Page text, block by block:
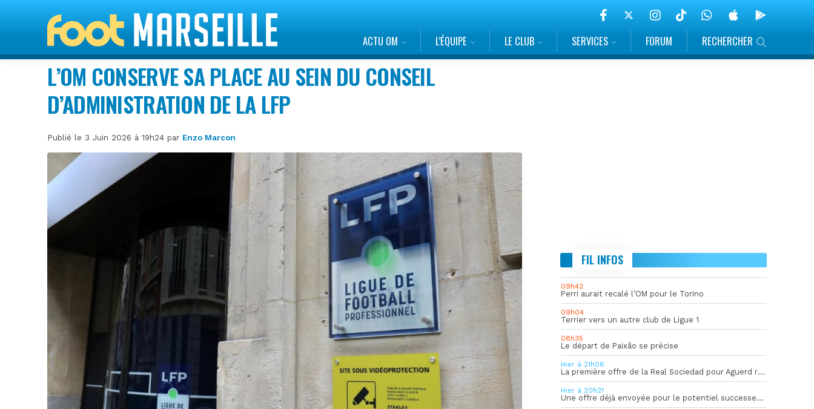
ACTU OM L’ÉQUIPE LE CLUB SERVICES FORUM RECHERCHER
L’OM CONSERVE SA PLACE AU SEIN DU CONSEIL
D’ADMINISTRATION DE LA LFP
Publié le 3 Juin 2026 à 19h24 par Enzo Marcon
FIL INFOS
09h42
Perri aurait recalé l’OM pour le Torino
09h04
Terrier vers un autre club de Ligue 1
08h35
Le départ de Paixão se précise
Hier à 21h06
La première offre de la Real Sociedad pour Aguerd refusée par l’OM
Hier à 20h21
Une offre déjà envoyée pour le potentiel successeur de Rulli